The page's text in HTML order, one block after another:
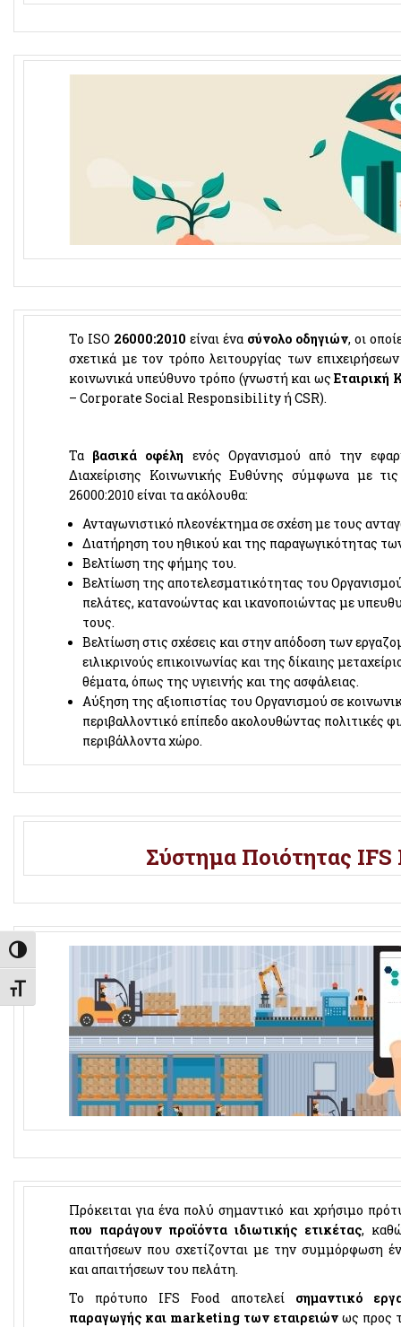
Εναλλαγή Υψηλής Αντίθεσης
Εναλλαγή Μεγέθους Γραμμάτων
Το ISO 26000:2010 είναι ένα σύνολο οδηγιών, οι
σχετικά με τον τρόπο λειτουργίας των
κοινωνικά υπεύθυνο τρόπο (γνωστή και ως Εταιρική
– Corporate Social Responsibility ή CSR).
Τα βασικά οφέλη ενός Οργανισμού από την
Διαχείρισης Κοινωνικής Ευθύνης σύμφωνα με
26000:2010 είναι τα ακόλουθα:
Ανταγωνιστικό πλεονέκτημα σε σχέση με τους
Διατήρηση του ηθικού και της παραγωγικότητας
Βελτίωση της φήμης του.
Βελτίωση της αποτελεσματικότητας του
πελάτες, κατανοώντας και ικανοποιώντας µε
τους.
Βελτίωση στις σχέσεις και στην απόδοση των
ειλικρινούς επικοινωνίας και της δίκαιης
θέματα, όπως της υγιεινής και της ασφάλειας.
Αύξηση της αξιοπιστίας του Οργανισμού σε
περιβαλλοντικό επίπεδο ακολουθώντας πολιτικές
περιβάλλοντα χώρο.
Σύστημα Ποιότητας IFS
Πρόκειται για ένα πολύ σημαντικό και χρήσιμο
που παράγουν προϊόντα ιδιωτικής ετικέτας,
απαιτήσεων που σχετίζονται με την συμμόρφωση
και απαιτήσεων του πελάτη.
Το πρότυπο IFS Food αποτελεί σημαντικό
παραγωγής και marketing των εταιρειών ως προς